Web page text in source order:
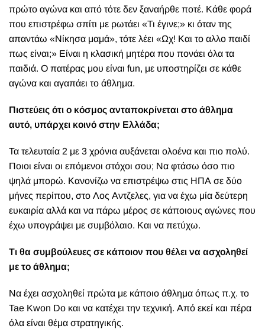
πρώτο αγώνα και από τότε δεν ξαναήρθε ποτέ. Κάθε φορά
που επιστρέφω σπίτι με ρωτάει «Τι έγινε;» κι όταν της
απαντάω «Νίκησα μαμά», τότε λέει «Ωχ! Και το αλλο παιδί
πως είναι;» Είναι η κλασική μητέρα που πονάει όλα τα
παιδιά. Ο πατέρας μου είναι fun, με υποστηρίζει σε κάθε
αγώνα και αγαπάει το άθλημα.
Πιστεύεις ότι ο κόσμος ανταποκρίνεται στο άθλημα
αυτό, υπάρχει κοινό στην Ελλάδα;
Τα τελευταία 2 με 3 χρόνια αυξάνεται ολοένα και πιο πολύ.
Ποιοι είναι οι επόμενοι στόχοι σου; Να φτάσω όσο πιο
ψηλά μπορώ. Κανονίζω να επιστρέψω στις ΗΠΑ σε δύο
μήνες περίπου, στο Λος Αντζελες, για να έχω μία δεύτερη
ευκαιρία αλλά και να πάρω μέρος σε κάποιους αγώνες που
έχω υπογράψει με συμβόλαιο. Και να πετύχω.
Τι θα συμβούλευες σε κάποιον που θέλει να ασχοληθεί
με το άθλημα;
Να έχει ασχοληθεί πρώτα με κάποιο άθλημα όπως π.χ. το
Tae Kwon Do και να κατέχει την τεχνική. Από εκεί και πέρα
όλα είναι θέμα στρατηγικής.